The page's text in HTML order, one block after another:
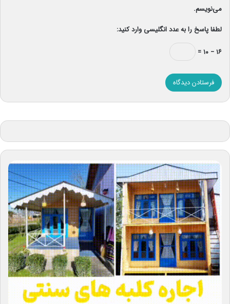
می‌نویسم.
لطفا پاسخ را به عدد انگلیسی وارد کنید:
۱۶ − ۱۰ =